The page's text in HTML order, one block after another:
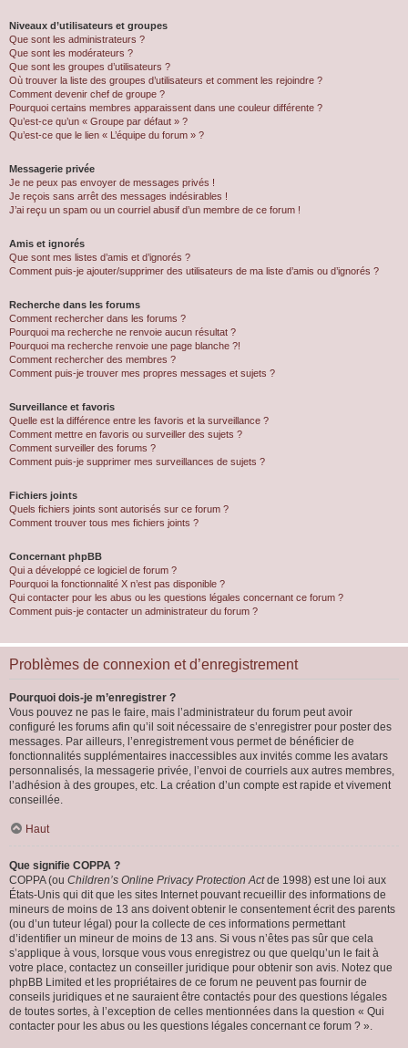
Niveaux d’utilisateurs et groupes
Que sont les administrateurs ?
Que sont les modérateurs ?
Que sont les groupes d’utilisateurs ?
Où trouver la liste des groupes d’utilisateurs et comment les rejoindre ?
Comment devenir chef de groupe ?
Pourquoi certains membres apparaissent dans une couleur différente ?
Qu’est-ce qu’un « Groupe par défaut » ?
Qu’est-ce que le lien « L’équipe du forum » ?
Messagerie privée
Je ne peux pas envoyer de messages privés !
Je reçois sans arrêt des messages indésirables !
J’ai reçu un spam ou un courriel abusif d’un membre de ce forum !
Amis et ignorés
Que sont mes listes d’amis et d’ignorés ?
Comment puis-je ajouter/supprimer des utilisateurs de ma liste d’amis ou d’ignorés ?
Recherche dans les forums
Comment rechercher dans les forums ?
Pourquoi ma recherche ne renvoie aucun résultat ?
Pourquoi ma recherche renvoie une page blanche ?!
Comment rechercher des membres ?
Comment puis-je trouver mes propres messages et sujets ?
Surveillance et favoris
Quelle est la différence entre les favoris et la surveillance ?
Comment mettre en favoris ou surveiller des sujets ?
Comment surveiller des forums ?
Comment puis-je supprimer mes surveillances de sujets ?
Fichiers joints
Quels fichiers joints sont autorisés sur ce forum ?
Comment trouver tous mes fichiers joints ?
Concernant phpBB
Qui a développé ce logiciel de forum ?
Pourquoi la fonctionnalité X n’est pas disponible ?
Qui contacter pour les abus ou les questions légales concernant ce forum ?
Comment puis-je contacter un administrateur du forum ?
Problèmes de connexion et d’enregistrement
Pourquoi dois-je m’enregistrer ?
Vous pouvez ne pas le faire, mais l’administrateur du forum peut avoir
configuré les forums afin qu’il soit nécessaire de s’enregistrer pour poster des
messages. Par ailleurs, l’enregistrement vous permet de bénéficier de
fonctionnalités supplémentaires inaccessibles aux invités comme les avatars
personnalisés, la messagerie privée, l’envoi de courriels aux autres membres,
l’adhésion à des groupes, etc. La création d’un compte est rapide et vivement
conseillée.
Haut
Que signifie COPPA ?
COPPA (ou Children’s Online Privacy Protection Actde 1998) est une loi aux
États-Unis qui dit que les sites Internet pouvant recueillir des informations de
mineurs de moins de 13 ans doivent obtenir le consentement écrit des parents
(ou d’un tuteur légal) pour la collecte de ces informations permettant
d’identifier un mineur de moins de 13 ans. Si vous n’êtes pas sûr que cela
s’applique à vous, lorsque vous vous enregistrez ou que quelqu’un le fait à
votre place, contactez un conseiller juridique pour obtenir son avis. Notez que
phpBB Limited et les propriétaires de ce forum ne peuvent pas fournir de
conseils juridiques et ne sauraient être contactés pour des questions légales
de toutes sortes, à l’exception de celles mentionnées dans la question « Qui
contacter pour les abus ou les questions légales concernant ce forum ? ».